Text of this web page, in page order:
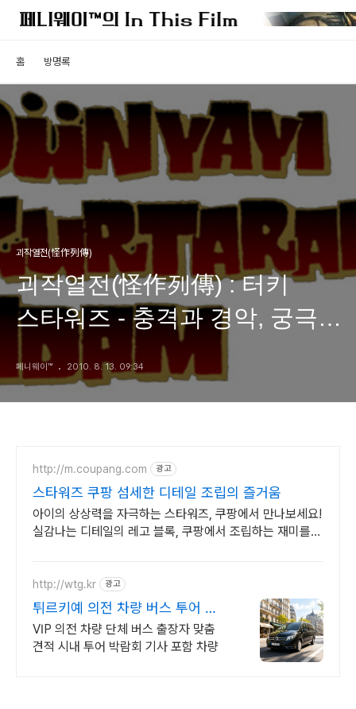
홈 방명록
괴작열전(怪作列傳)
괴작열전(怪作列傳) : 터키
스타워즈 - 충격과 경악, 궁극의
괴작이 탄생하다
페니웨이™ 2010. 8. 13. 09:34
http://m.coupang.com 광고
스타워즈 쿠팡 섬세한 디테일 조립의 즐거움
아이의 상상력을 자극하는 스타워즈, 쿠팡에서 만나보세요!
실감나는 디테일의 레고 블록, 쿠팡에서 조립하는 재미를
http://wtg.kr 광고
튀르키예 의전 차량 버스 투어 출
장 전시회 맞춤 견적
VIP 의전 차량 단체 버스 출장자 맞춤
견적 시내 투어 박람회 기사 포함 차량